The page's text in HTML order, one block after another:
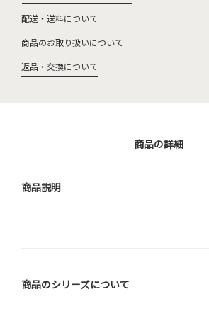
配送・送料について
商品のお取り扱いについて
返品・交換について
商品の詳細
商品説明
商品のシリーズについて